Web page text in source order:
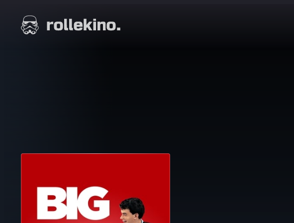
suoraan
sisältöön
Elokuvat ja elokuva-arviot | Rollekino.fi